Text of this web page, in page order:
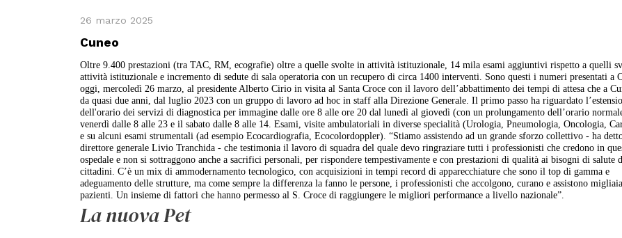
26 marzo 2025
Cuneo
Oltre 9.400 prestazioni (tra TAC, RM, ecografie) oltre a quelle svolte in attività istituzionale, 14 mila esami aggiuntivi rispetto a quelli
attività istituzionale e incremento di sedute di sala operatoria con un recupero di circa 1400 interventi. Sono questi i numeri presentati a
oggi, mercoledì 26 marzo, al presidente Alberto Cirio in visita al Santa Croce con il lavoro dell’abbattimento dei tempi di attesa che a
da quasi due anni, dal luglio 2023 con un gruppo di lavoro ad hoc in staff alla Direzione Generale. Il primo passo ha riguardato
dell'orario dei servizi di diagnostica per immagine dalle ore 8 alle ore 20 dal lunedì al giovedì (con un prolungamento dell’orario
venerdì dalle 8 alle 23 e il sabato dalle 8 alle 14. Esami, visite ambulatoriali in diverse specialità (Urologia, Pneumologia, Oncologia,
e su alcuni esami strumentali (ad esempio Ecocardiografia, Ecocolordoppler). “Stiamo assistendo ad un grande sforzo collettivo - ha
direttore generale Livio Tranchida - che testimonia il lavoro di squadra del quale devo ringraziare tutti i professionisti che credono in
ospedale e non si sottraggono anche a sacrifici personali, per rispondere tempestivamente e con prestazioni di qualità ai bisogni di salute
cittadini. C’è un mix di ammodernamento tecnologico, con acquisizioni in tempi record di apparecchiature che sono il top di gamma e
adeguamento delle strutture, ma come sempre la differenza la fanno le persone, i professionisti che accolgono, curano e assistono
pazienti. Un insieme di fattori che hanno permesso al S. Croce di raggiungere le migliori performance a livello nazionale”.
La nuova Pet